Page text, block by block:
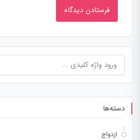
جستجو
برای:
دسته‌ها
ازدواج